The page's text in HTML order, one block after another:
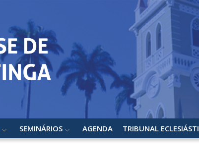
SEMINÁRIOS AGENDA TRIBUNAL